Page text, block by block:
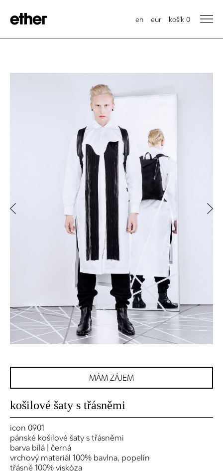
en eur košík 0
Previous
MÁM ZÁJEM
košilové šaty s třásněmi
icon 0901
pánské košilové šaty s třásněmi
barva bílá | černá
vrchový materiál 100% bavlna, popelín
třásně 100% viskóza